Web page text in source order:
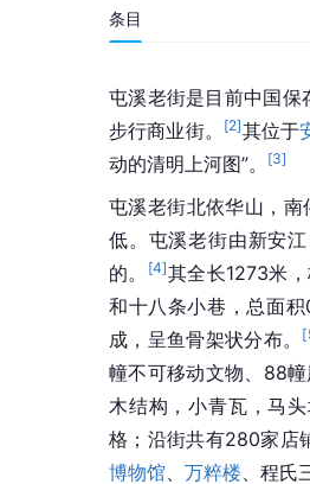
条目
屯溪老街是目前中国
步行商业街。
[2]其位于
动的清明上河图”。
[3]
屯溪老街北依华山，南
低。屯溪老街由新安
的。
[4]其全长1273米
和十八条小巷，总面
成，呈鱼骨架状分布。
[
幢不可移动文物、88
木结构，小青瓦，马
格；沿街共有280家店
博物馆
万粹楼 、程氏